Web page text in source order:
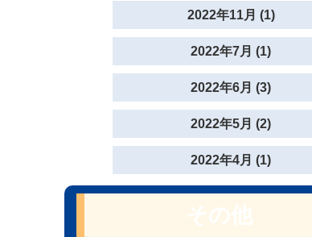
2022年11月 (1)
2022年7月 (1)
2022年6月 (3)
2022年5月 (2)
2022年4月 (1)